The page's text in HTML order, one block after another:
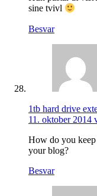
sine tvivl
Besvar
1tb hard drive
11. oktober 2014
How do you
your blog?
Besvar